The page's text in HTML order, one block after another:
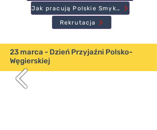
Rekrutacja
Jak pracują Polskie Smyki?
23 marca - Dzień Przyjaźni Polsko-
Węgierskiej